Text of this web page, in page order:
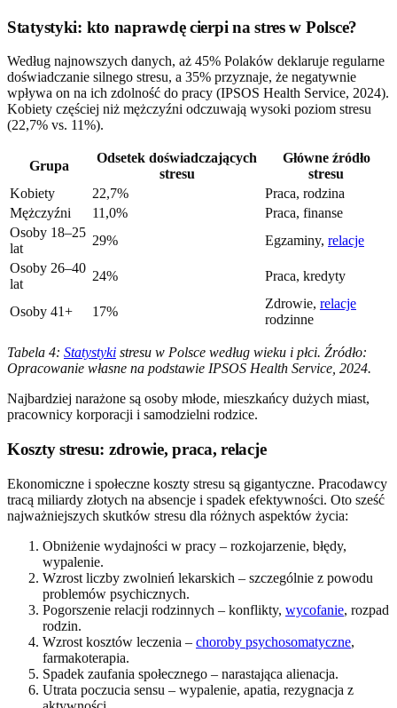
Statystyki: kto naprawdę cierpi na stres w Polsce?
Według najnowszych danych, aż 45% Polaków deklaruje regularne
doświadczanie silnego stresu, a 35% przyznaje, że negatywnie
wpływa on na ich zdolność do pracy (IPSOS Health Service, 2024).
Kobiety częściej niż mężczyźni odczuwają wysoki poziom stresu
(22,7% vs. 11%).
Grupa
Odsetek doświadczających
stresu
Główne źródło
stresu
Kobiety
22,7%
Praca, rodzina
Mężczyźni
11,0%
Praca, finanse
Osoby 18–25
lat
29% Egzaminy, relacje
Osoby 26–40
lat
24% Praca, kredyty
Osoby 41+ 17%
Zdrowie, relacje
rodzinne
Tabela 4: Statystyki stresu w Polsce według wieku i płci. Źródło:
Opracowanie własne na podstawie IPSOS Health Service, 2024.
Najbardziej narażone są osoby młode, mieszkańcy dużych miast,
pracownicy korporacji i samodzielni rodzice.
Koszty stresu: zdrowie, praca, relacje
Ekonomiczne i społeczne koszty stresu są gigantyczne. Pracodawcy
tracą miliardy złotych na absencje i spadek efektywności. Oto sześć
najważniejszych skutków stresu dla różnych aspektów życia:
Obniżenie wydajności w pracy – rozkojarzenie, błędy,
wypalenie.
Wzrost liczby zwolnień lekarskich – szczególnie z powodu
problemów psychicznych.
Pogorszenie relacji rodzinnych – konflikty, wycofanie, rozpad
rodzin.
Wzrost kosztów leczenia – choroby psychosomatyczne,
farmakoterapia.
Spadek zaufania społecznego – narastająca alienacja.
Utrata poczucia sensu – wypalenie, apatia, rezygnacja z